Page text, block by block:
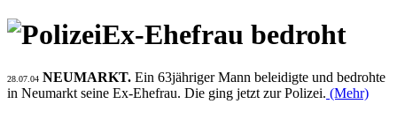
Ex-Ehefrau bedroht
28.07.04 NEUMARKT. Ein 63jähriger Mann beleidigte und bedrohte
in Neumarkt seine Ex-Ehefrau. Die ging jetzt zur Polizei. (Mehr)